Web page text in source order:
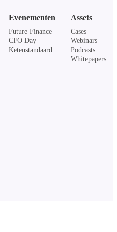
Evenementen
Future Finance
CFO Day
Ketenstandaard
Assets
Cases
Webinars
Podcasts
Whitepapers